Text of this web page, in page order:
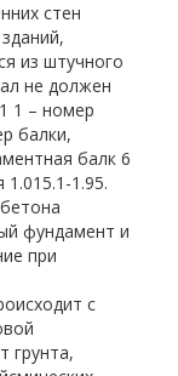
стен
из штучного
не должен
1 – номер
балки,
балк 6
1.95.
фундамент и
при
с
грунта,